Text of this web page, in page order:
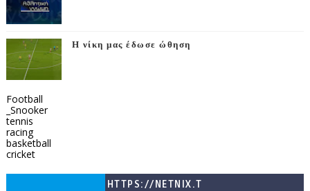
Η νίκη μας έδωσε ώθηση
Football
_Snooker
tennis
racing
basketball
cricket
HTTPS://NETNIX.T